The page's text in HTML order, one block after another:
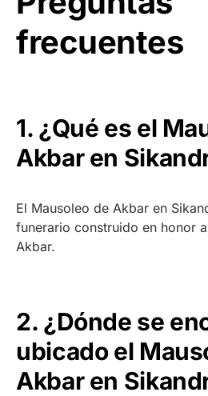
frecuentes
1. ¿Qué es el
Akbar en
El Mausoleo de Akbar en
funerario construido en honor
Akbar.
2. ¿Dónde se
ubicado el
Akbar en